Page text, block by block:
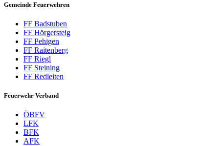
Gemeinde Feuerwehren
FF Badstuben
FF Hörgersteig
FF Pehigen
FF Raitenberg
FF Riegl
FF Steining
FF Redleiten
Feuerwehr Verband
ÖBFV
LFK
BFK
AFK